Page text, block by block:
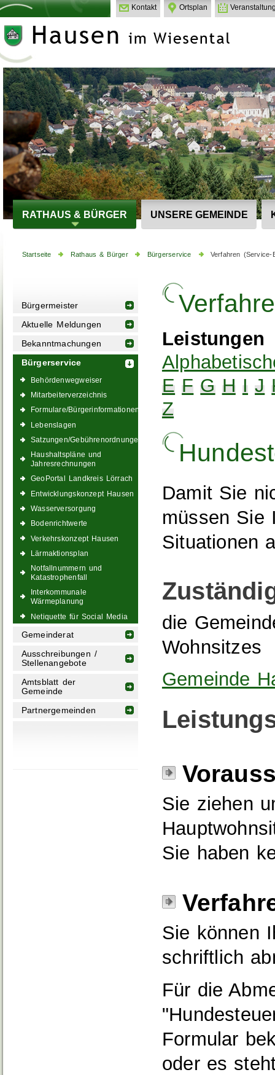
Kontakt Ortsplan
RATHAUS & BÜRGER UNSERE GEMEINDE
Startseite Rathaus & Bürger Bürgerservice Verfahren (Service-
Bürgermeister
Aktuelle Meldungen
Bekanntmachungen
Bürgerservice
Behördenwegweiser
Mitarbeiterverzeichnis
Formulare/Bürgerinformationen
Lebenslagen
Satzungen/Gebührenordnungen
Haushaltspläne und
Jahresrechnungen
GeoPortal Landkreis Lörrach
Entwicklungskonzept Hausen
Wasserversorgung
Bodenrichtwerte
Verkehrskonzept Hausen
Lärmaktionsplan
Notfallnummern und
Katastrophenfall
Interkommunale
Wärmeplanung
Netiquette für Social Media
Gemeinderat
Ausschreibungen /
Stellenangebote
Amtsblatt der
Gemeinde
Partnergemeinden
Leistungen
E F G H I J
Z
Damit Sie
müssen Sie
Situationen
die
Wohnsitzes
Gemeinde
Sie ziehen
Sie haben
Sie können
schriftlich
Für die
Formular
oder es